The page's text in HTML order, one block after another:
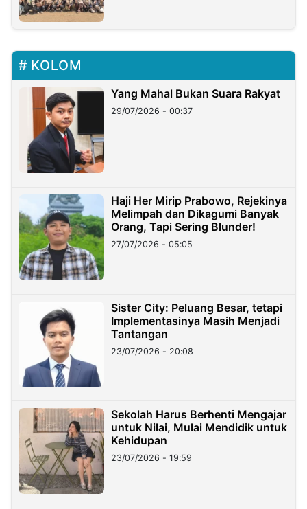
KOLOM
Yang Mahal Bukan Suara Rakyat
29/07/2026 - 00:37
Haji Her Mirip Prabowo, Rejekinya
Melimpah dan Dikagumi Banyak
Orang, Tapi Sering Blunder!
27/07/2026 - 05:05
Sister City: Peluang Besar, tetapi
Implementasinya Masih Menjadi
Tantangan
23/07/2026 - 20:08
Sekolah Harus Berhenti Mengajar
untuk Nilai, Mulai Mendidik untuk
Kehidupan
23/07/2026 - 19:59